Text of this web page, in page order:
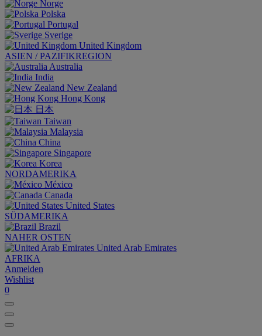
Norge
Polska
Portugal
Sverige
United Kingdom
ASIEN / PAZIFIKREGION
Australia
India
New Zealand
Hong Kong
日本
Taiwan
Malaysia
China
Singapore
Korea
NORDAMERIKA
México
Canada
United States
SÜDAMERIKA
Brazil
NAHER OSTEN
United Arab Emirates
AFRIKA
Anmelden
Wishlist
0